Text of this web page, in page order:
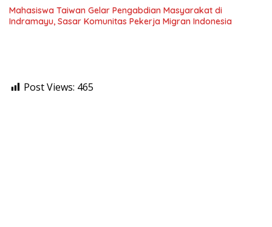
Mahasiswa Taiwan Gelar Pengabdian Masyarakat di
Indramayu, Sasar Komunitas Pekerja Migran Indonesia
Post Views: 465